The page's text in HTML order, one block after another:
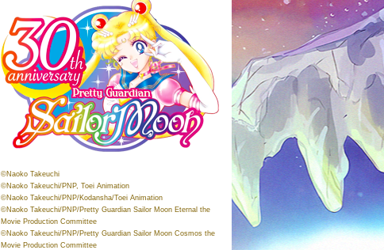
©Naoko Takeuchi
©Naoko Takeuchi/PNP, Toei Animation
©Naoko Takeuchi/PNP/Kodansha/Toei Animation
©Naoko Takeuchi/PNP/Pretty Guardian Sailor Moon Eternal the
Movie Production Committee
©Naoko Takeuchi/PNP/Pretty Guardian Sailor Moon Cosmos the
Movie Production Committee